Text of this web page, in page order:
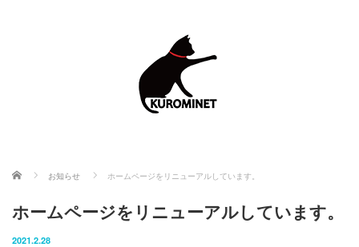
ホーム お知らせ ホームページをリニューアルしています。
ホームページをリニューアルしています。
2021.2.28